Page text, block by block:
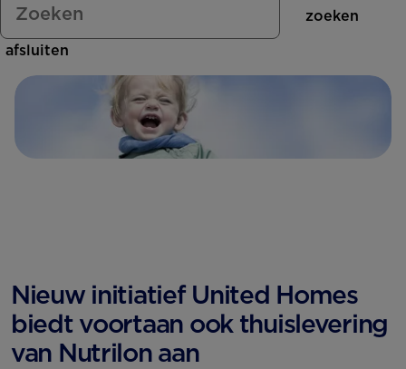
Is alle opvolgmelk hetzelfde?
dreumesmelk
Nutrilon Opvolgmelk
Economy Verpakking
Ouders over Nutrilon
125 jaar
We zijn een B-Corp!
zoeken
afsluiten
Nieuw initiatief United Homes
biedt voortaan ook thuislevering
van Nutrilon aan